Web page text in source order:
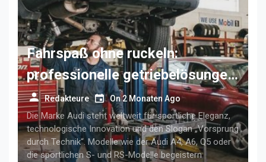
Fahrspaß ohne ruckeln:
professionelle getriebelösungen
für anspruchsvolle audi-fahrer
Redakteure On2 Monaten Ago
Die Marke Audi steht weltweit für sportliche Eleganz,
technologische Innovation und den Slogan „Vorsprung
durch Technik“. Modelle wie der Audi A4, A6, Q5 oder
die sportlichen S- und RS-Modelle begeistern